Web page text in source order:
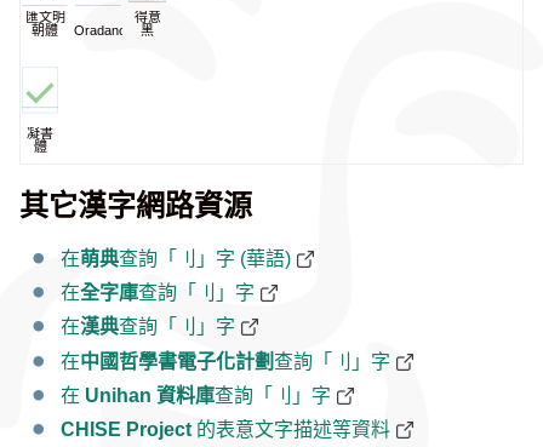
匯文明
朝體
Oradano
得意
黑
凝書
體
其它漢字網路資源
在萌典查詢「刂」字 (華語)
在全字庫查詢「刂」字
在漢典查詢「刂」字
在中國哲學書電子化計劃查詢「刂」字
在 Unihan 資料庫查詢「刂」字
CHISE Project 的表意文字描述等資料